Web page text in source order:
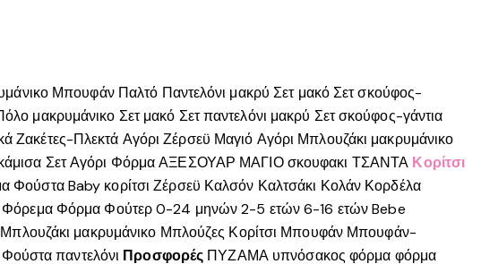
Μπουφάν Παλτό Παντελόνι μακρύ Σετ μακόΣετ σκούφος-
μακρυμάνικο Σετ μακό Σετ παντελόνι μακρύ Σετ σκούφος-γάντια
Ζακέτες-Πλεκτά Αγόρι Ζέρσεϋ Μαγιό Αγόρι Μπλουζάκι μακρυμάνικο
Σετ Αγόρι Φόρμα ΑΞΕΣΟΥΑΡ ΜΑΓΙΟ σκουφακι ΤΣΑΝΤΑ Κορίτσι
Φούστα Baby κορίτσι Ζέρσεϋ Καλσόν Καλτσάκι Κολάν Κορδέλα
Φόρεμα Φόρμα Φούτερ0-24 μηνών 2-5 ετών6-16 ετών Bebe
Μπλουζάκι μακρυμάνικο Μπλούζες Κορίτσι Μπουφάν Μπουφάν-
Φούστα παντελόνι Προσφορές ΠΥΖΑΜΑ υπνόσακος φόρμα φόρμα